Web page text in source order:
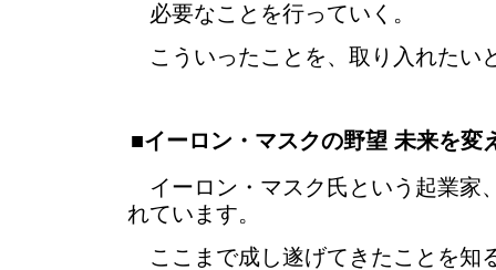
必要なことを行っていく。
こういったことを、取り入れたい
■イーロン・マスクの野望 未来を変
イーロン・マスク氏という起業家
れています。
ここまで成し遂げてきたことを知